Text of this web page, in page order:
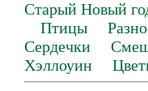
Старый Новый
Птицы
Сердечки
Хэллоуин